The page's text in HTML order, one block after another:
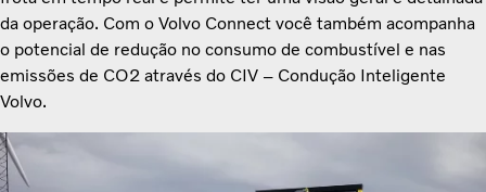
da operação. Com o Volvo Connect você também acompanha
o potencial de redução no consumo de combustível e nas
emissões de CO2 através do CIV – Condução Inteligente
Volvo.